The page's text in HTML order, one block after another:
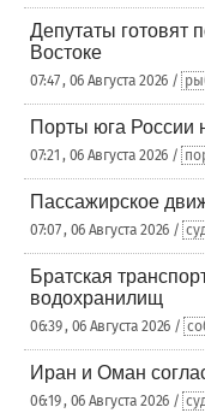
Депутаты готовят
Востоке
07:47 , 06 Августа 2026 /
Порты юга России
07:21 , 06 Августа 2026 /
Пассажирское
07:07 , 06 Августа 2026 /
Братская
водохранилищ
06:39 , 06 Августа 2026 /
Иран и Оман
06:19 , 06 Августа 2026 /